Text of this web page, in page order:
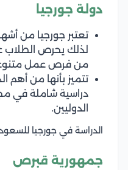
دولة جورجيا
تعتبر جورجيا من
لذلك يحرص الطلاب
من فرص عمل
تتميز بأنها من أهم
دراسية شاملة في
الدوليين.
الدراسة في جورجيا
جمهورية قبرص